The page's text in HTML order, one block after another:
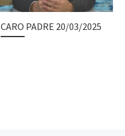
CARO PADRE 20/03/2025